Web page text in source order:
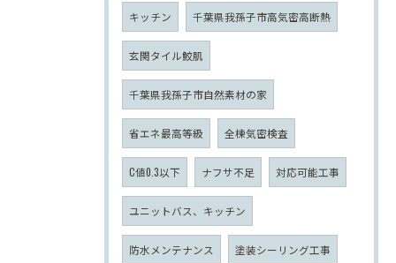
キッチン 千葉県我孫子市高気密高断熱
玄関タイル鮫肌
千葉県我孫子市自然素材の家
省エネ最高等級 全棟気密検査
C値0.3以下 ナフサ不足 対応可能工事
ユニットバス、キッチン
防水メンテナンス 塗装シーリング工事